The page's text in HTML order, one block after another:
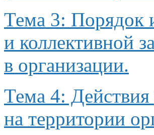
Тема 3: Порядок
и коллективной
в организации.
Тема 4: Действия
на территории